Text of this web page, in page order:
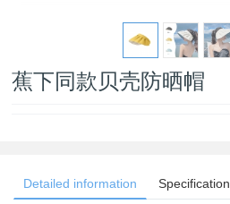
蕉下同款贝壳防晒帽
Detailed information Specification